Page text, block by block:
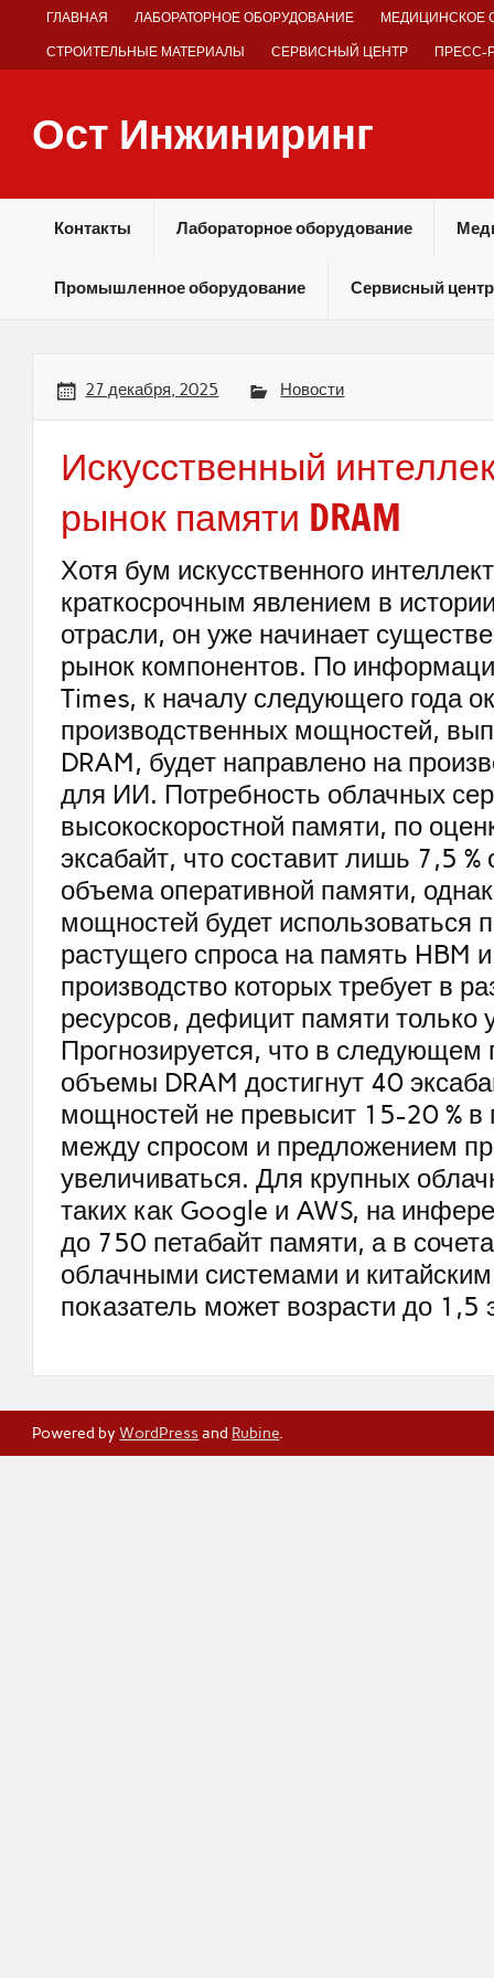
ГЛАВНАЯ ЛАБОРАТОРНОЕ ОБОРУДОВАНИЕ МЕДИЦИНСКОЕ
СТРОИТЕЛЬНЫЕ МАТЕРИАЛЫ СЕРВИСНЫЙ ЦЕНТР ПРЕСС-
Ост Инжиниринг
Контакты Лабораторное оборудование
Промышленное оборудование Сервисный центр
27 декабря, 2025 Новости
Искусственный
рынок памяти DRAM
Хотя бум искусственного
краткосрочным явлением в
отрасли, он уже начинает
рынок компонентов. По
Times, к началу следующего года
производственных мощностей,
DRAM, будет направлено на
для ИИ. Потребность облачных
высокоскоростной памяти, по
эксабайт, что составит лишь 7,5 %
объема оперативной памяти,
мощностей будет использоваться
растущего спроса на память HBM
производство которых требует в
ресурсов, дефицит памяти только
Прогнозируется, что в следующем
объемы DRAM достигнут 40
мощностей не превысит 15-20 % в
между спросом и предложением
увеличиваться. Для крупных
таких как Google и AWS, на
до 750 петабайт памяти, а в
облачными системами и
показатель может возрасти до 1,5
Powered byWordPressand Rubine